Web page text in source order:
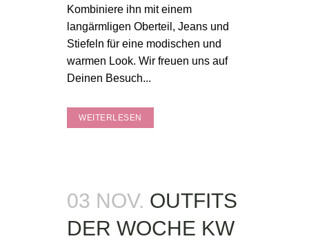
Kombiniere ihn mit einem
langärmligen Oberteil, Jeans und
Stiefeln für eine modischen und
warmen Look. Wir freuen uns auf
Deinen Besuch...
WEITERLESEN
03 NOV. OUTFITS
DER WOCHE KW